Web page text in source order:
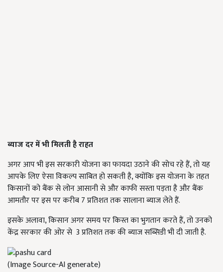
ब्याज दर में भी मिलती है राहत
अगर आप भी इस सरकारी योजना का फायदा उठाने की सोच रहे हैं, तो यह
आपके लिए ऐसा विकल्प साबित हो सकती है, क्योंकि इस योजना के तहत
किसानों को बैंक से लोन आसानी से और काफी सस्ता पड़ता है और बैंक
आमतौर पर इस पर करीब 7 प्रतिशत तक सालाना ब्याज लेते हैं.
इसके अलावा, किसान अगर समय पर किस्त का भुगतान करते हैं, तो उनको
केंद्र सरकार की ओर से 3 प्रतिशत तक की ब्याज सब्सिडी भी दी जाती है.
(Image Source-AI generate)